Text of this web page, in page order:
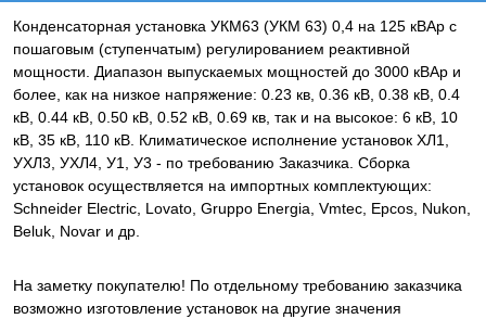
Конденсаторная установка УКМ63 (УКМ 63) 0,4 на 125 кВАр с
пошаговым (ступенчатым) регулированием реактивной
мощности. Диапазон выпускаемых мощностей до 3000 кВАр и
более, как на низкое напряжение: 0.23 кв, 0.36 кВ, 0.38 кВ, 0.4
кВ, 0.44 кВ, 0.50 кВ, 0.52 кВ, 0.69 кв, так и на высокое: 6 кВ, 10
кВ, 35 кВ, 110 кВ. Климатическое исполнение установок ХЛ1,
УХЛ3, УХЛ4, У1, У3 - по требованию Заказчика. Сборка
установок осуществляется на импортных комплектующих:
Schneider Electric, Lovato, Gruppo Energia, Vmtec, Epcos, Nukon,
Beluk, Novar и др.
На заметку покупателю! По отдельному требованию заказчика
возможно изготовление установок на другие значения